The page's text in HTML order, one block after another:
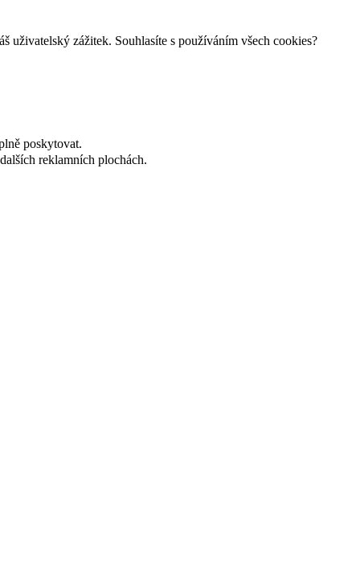
uživatelský zážitek. Souhlasíte s používáním všech cookies?
poskytovat.
reklamních plochách.